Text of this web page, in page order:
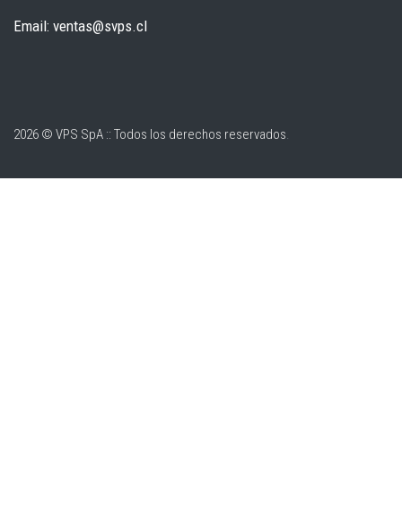
Email: ventas@svps.cl
2026 © VPS SpA :: Todos los derechos reservados.